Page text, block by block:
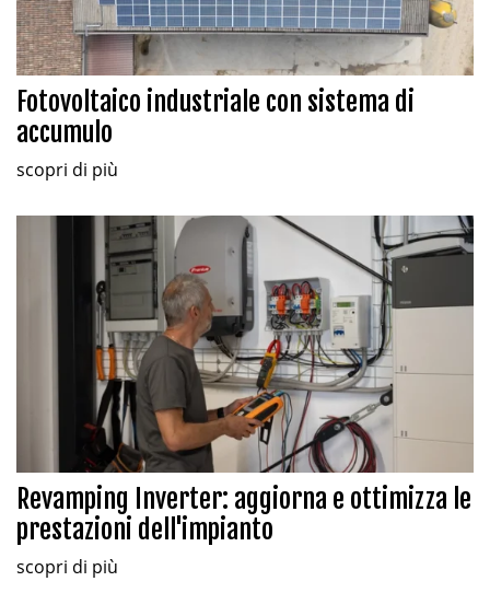
Fotovoltaico industriale con sistema di
accumulo
scopri di più
Revamping Inverter: aggiorna e ottimizza le
prestazioni dell'impianto
scopri di più